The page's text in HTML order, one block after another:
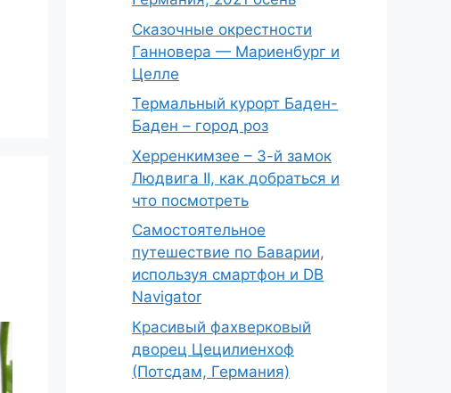
Сказочные окрестности
Ганновера — Мариенбург и
Целле
Термальный курорт Баден-
Баден – город роз
Херренкимзее – 3-й замок
Людвига II, как добраться и
что посмотреть
Самостоятельное
путешествие по Баварии,
используя смартфон и DB
Navigator
Красивый фахверковый
дворец Цецилиенхоф
(Потсдам, Германия)